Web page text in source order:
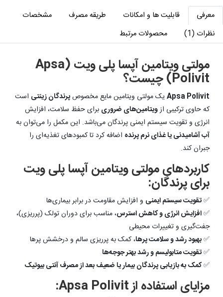
معرفی قابلیت ها و امکانات طریقه مصرف
مشخصات
نظرات (1)
محصولات مرتبط
مولتی ویتامین آپسا پلی ویت (Apsa
Polivit) چیست؟
Apsa Polivitیک مولتی ویتامین مایع مخصوصپرندگان زینتی است
که حاوی ترکیبی ازویتامین‌های ضروری برای حفظ سلامت، افزایش
انرژی و تقویت سیستم ایمنی پرندگان می‌باشد. این مکمل را می‌توان به
آب آشامیدنی یا غذای نرم پرنده اضافه کرد تا کمبودهای تغذیه‌ای را
جبران کند.
کاربردهای مولتی ویتامین آپسا پلی ویت
برای پرندگان:
✅تقویت سیستم ایمنی و افزایش مقاومت در برابر بیماری‌ها
✅افزایش انرژی و کاهش استرس، مناسب برای دوران تولک (پرریزی)،
جفت‌گیری و تغییرات محیطی
✅بهبود رشد و سلامت پرها، کمک به پرریزی سالم و درخشش پرها
✅تقویت متابولیسم و رشد بهتر جوجه‌ها
✅کمک به بازیابی پرندگان بیمار یا ضعیف بعد از مصرف آنتی بیوتیک
مزایای استفاده از Apsa Polivit: